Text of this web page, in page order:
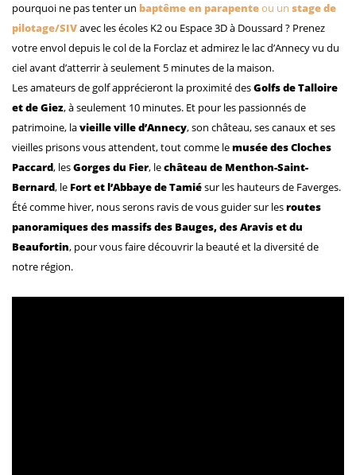
pourquoi ne pas tenter un baptême en parapenteou unstage de
pilotage/SIVavec les écoles K2 ou Espace 3D à Doussard ? Prenez
votre envol depuis le col de la Forclaz et admirez le lac d’Annecy vu du
ciel avant d’atterrir à seulement 5 minutes de la maison.
Les amateurs de golf apprécieront la proximité desGolfs de Talloire
et de Giez, à seulement 10 minutes. Et pour les passionnés de
patrimoine, lavieille ville d’Annecy, son château, ses canaux et ses
vieilles prisons vous attendent, tout comme lemusée des Cloches
Paccard, lesGorges du Fier, lechâteau de Menthon-Saint-
Bernard, le Fort et l’Abbaye de Tamiésur les hauteurs de Faverges.
Été comme hiver, nous serons ravis de vous guider sur lesroutes
panoramiques des massifs des Bauges, des Aravis et du
Beaufortin, pour vous faire découvrir la beauté et la diversité de
notre région.